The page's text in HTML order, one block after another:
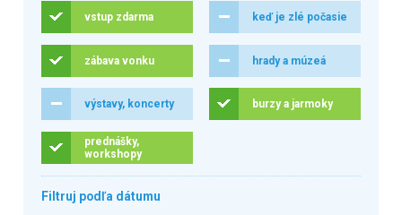
vstup zdarma keď je zlé počasie
zábava vonku hrady a múzeá
výstavy, koncerty burzy a jarmoky
prednášky,
workshopy
Filtruj podľa dátumu